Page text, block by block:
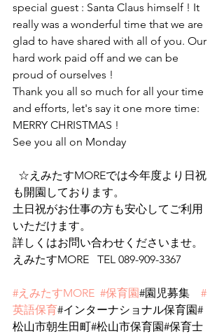
special guest : Santa Claus himself ! It
really was a wonderful time that we are
glad to have shared with all of you. Our
hard work paid off and we can be
proud of ourselves !
Thank you all so much for all your time
and efforts, let's say it one more time:
MERRY CHRISTMAS !
See you all on Monday
☆えみたすMOREでは今年度より日祝
も開園しております。
土日祝がお仕事の方も安心してご利用
いただけます。
詳しくはお問い合わせくださいませ。
えみたすMORE   TEL 089-909-3367
#えみたすMORE #保育園#園児募集 #
英語保育#インターナショナル保育園#
松山市朝生田町#松山市保育園#保育士